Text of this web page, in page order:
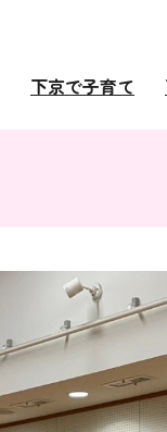
下京で子育て